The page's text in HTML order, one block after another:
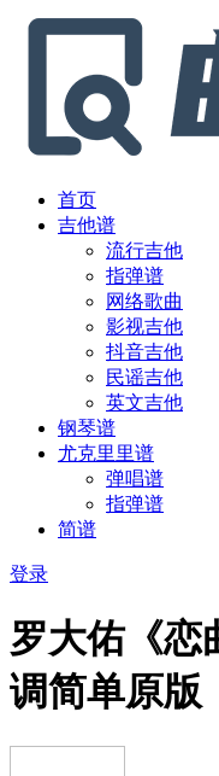
首页
吉他谱
流行吉他
指弹谱
网络歌曲
影视吉他
抖音吉他
民谣吉他
英文吉他
钢琴谱
尤克里里谱
弹唱谱
指弹谱
简谱
登录
罗大佑《恋
调简单原版